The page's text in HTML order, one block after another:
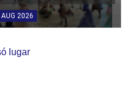
AUG 2026